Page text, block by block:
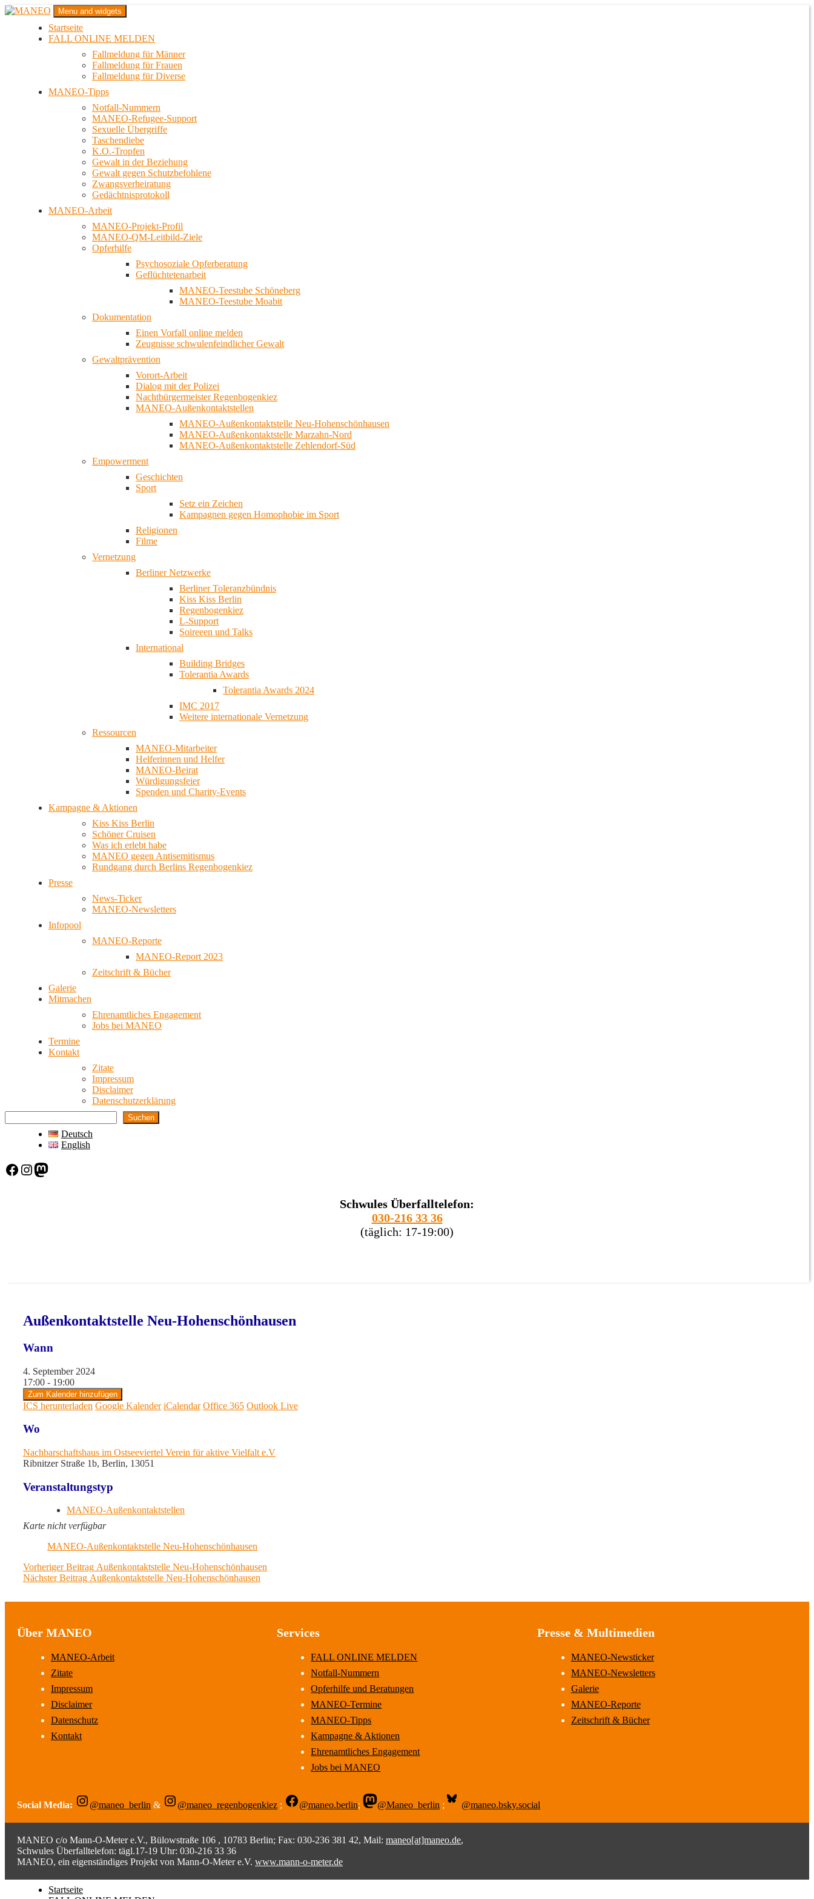
Zum
MANEO
Das schwule Anti-Gewalt-Projekt in Berlin
Menu and widgets
Startseite
FALL ONLINE MELDEN
Fallmeldung für Männer
Fallmeldung für Frauen
Fallmeldung für Diverse
MANEO-Tipps
Notfall-Nummern
MANEO-Refugee-Support
Sexuelle Übergriffe
Taschendiebe
K.O.-Tropfen
Gewalt in der Beziehung
Gewalt gegen Schutzbefohlene
Zwangsverheiratung
Gedächtnisprotokoll
MANEO-Arbeit
MANEO-Projekt-Profil
MANEO-QM-Leitbild-Ziele
Opferhilfe
Psychosoziale Opferberatung
Geflüchtetenarbeit
MANEO-Teestube Schöneberg
MANEO-Teestube Moabit
Dokumentation
Einen Vorfall online melden
Zeugnisse schwulenfeindlicher Gewalt
Gewaltprävention
Vorort-Arbeit
Dialog mit der Polizei
Nachtbürgermeister Regenbogenkiez
MANEO-Außenkontaktstellen
MANEO-Außenkontaktstelle Neu-Hohenschönhausen
MANEO-Außenkontaktstelle Marzahn-Nord
MANEO-Außenkontaktstelle Zehlendorf-Süd
Empowerment
Geschichten
Sport
Setz ein Zeichen
Kampagnen gegen Homophobie im Sport
Religionen
Filme
Vernetzung
Berliner Netzwerke
Berliner Toleranzbündnis
Kiss Kiss Berlin
Regenbogenkiez
L-Support
Soireeen und Talks
International
Building Bridges
Tolerantia Awards
Tolerantia Awards 2024
IMC 2017
Weitere internationale Vernetzung
Ressourcen
MANEO-Mitarbeiter
Helferinnen und Helfer
MANEO-Beirat
Würdigungsfeier
Spenden und Charity-Events
Kampagne & Aktionen
Kiss Kiss Berlin
Schöner Cruisen
Was ich erlebt habe
MANEO gegen Antisemitismus
Rundgang durch Berlins Regenbogenkiez
Presse
News-Ticker
MANEO-Newsletters
Infopool
MANEO-Reporte
MANEO-Report 2023
Zeitschrift & Bücher
Galerie
Mitmachen
Ehrenamtliches Engagement
Jobs bei MANEO
Termine
Kontakt
Zitate
Impressum
Disclaimer
Datenschutzerklärung
Suchen
Deutsch
English
Facebook Instagram Mastodon
Schwules Überfalltelefon:
030-216 33 36
(täglich: 17-19:00)
Außenkontaktstelle Neu-Hohenschönhausen
Wann
4. September 2024
17:00 - 19:00
Zum Kalender hinzufügen
ICS herunterladen Google Kalender iCalendar Office 365 Outlook Live
Wo
Nachbarschaftshaus im Ostseeviertel Verein für aktive Vielfalt e.V
Ribnitzer Straße 1b, Berlin, 13051
Veranstaltungstyp
MANEO-Außenkontaktstellen
Karte nicht verfügbar
MANEO-Außenkontaktstelle Neu-Hohenschönhausen
Beitragsnavigation
Vorheriger Beitrag Previous
post:
Außenkontaktstelle Neu-Hohenschönhausen
Nächster Beitrag Next
Außenkontaktstelle Neu-Hohenschönhausen
Über MANEO
MANEO-Arbeit
Zitate
Impressum
Disclaimer
Datenschutz
Kontakt
Services
FALL ONLINE MELDEN
Notfall-Nummern
Opferhilfe und Beratungen
MANEO-Termine
MANEO-Tipps
Kampagne & Aktionen
Ehrenamtliches Engagement
Jobs bei MANEO
Presse & Multimedien
MANEO-Newsticker
MANEO-Newsletters
Galerie
MANEO-Reporte
Zeitschrift & Bücher
Social Media: @maneo_berlin & @maneo_regenbogenkiez ; @maneo.berlin; @Maneo_berlin ; @maneo.bsky.social
MANEO c/o Mann-O-Meter e.V., Bülowstraße 106 , 10783 Berlin; Fax: 030-236 381 42, Mail: maneo[at]maneo.de,
Schwules Überfalltelefon: tägl.17-19 Uhr: 030-216 33 36
MANEO, ein eigenständiges Projekt von Mann-O-Meter e.V. www.mann-o-meter.de
Startseite